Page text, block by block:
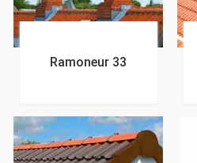
Ramoneur 33